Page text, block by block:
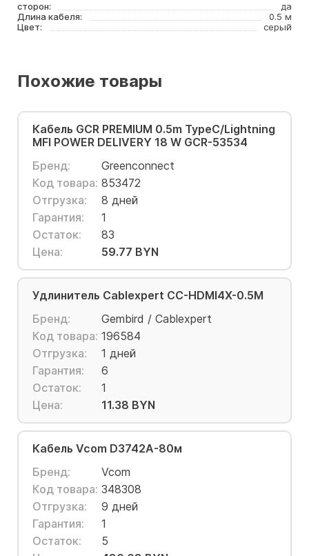
сторон:
да
Длина кабеля:
0.5 м
Цвет:
серый
Похожие товары
Кабель GCR PREMIUM 0.5m TypeC/Lightning
MFI POWER DELIVERY 18 W GCR-53534
Бренд:
Greenconnect
Код товара: 853472
Отгрузка:
8 дней
Гарантия:
1
Остаток:
83
Цена:
59.77 BYN
Удлинитель Cablexpert CC-HDMI4X-0.5M
Бренд:
Gembird / Cablexpert
Код товара: 196584
Отгрузка:
1 дней
Гарантия:
6
Остаток:
1
Цена:
11.38 BYN
Кабель Vcom D3742A-80м
Бренд:
Vcom
Код товара: 348308
Отгрузка:
9 дней
Гарантия:
1
Остаток:
5